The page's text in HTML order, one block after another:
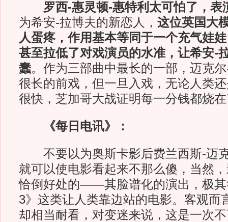
罗西-惠灵顿-惠特利太可怕了，表
为希安-拉博夫的新恋人， 这位英国大
人蛋疼，作用基本等同于一个充气娃
甚至拉低了对戏演员的水准，让希安-
蠢。作为三部曲中最长的一部，迈克
很长的前戏，但一旦入戏，无论人类
很快，芝加哥大战证明每一分钱都烧
《每日电讯》：
不要以为奥斯卡影后费兰西斯-迈
就可以使电影看起来不那么傻，当然
恰倒好处的——其脸谱化的演出，极其
3》这类让人类靠边站的电影。客观而
却相当耐看，对变迷来说，这是一次